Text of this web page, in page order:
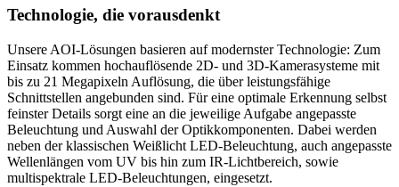
Technologie, die vorausdenkt
Unsere AOI-Lösungen basieren auf modernster Technologie: Zum
Einsatz kommen hochauflösende 2D- und 3D-Kamerasysteme mit
bis zu 21 Megapixeln Auflösung, die über leistungsfähige
Schnittstellen angebunden sind. Für eine optimale Erkennung selbst
feinster Details sorgt eine an die jeweilige Aufgabe angepasste
Beleuchtung und Auswahl der Optikkomponenten. Dabei werden
neben der klassischen Weißlicht LED-Beleuchtung, auch angepasste
Wellenlängen vom UV bis hin zum IR-Lichtbereich, sowie
multispektrale LED-Beleuchtungen, eingesetzt.